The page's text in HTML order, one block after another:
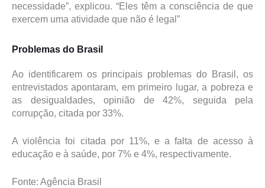
necessidade”, explicou. “Eles têm a consciência de que
exercem uma atividade que não é legal”
Problemas do Brasil
Ao identificarem os principais problemas do Brasil, os
entrevistados apontaram, em primeiro lugar, a pobreza e
as desigualdades, opinião de 42%, seguida pela
corrupção, citada por 33%.
A violência foi citada por 11%, e a falta de acesso à
educação e à saúde, por 7% e 4%, respectivamente.
Fonte: Agência Brasil